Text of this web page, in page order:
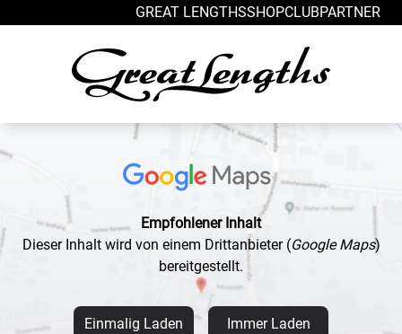
GREAT LENGTHSSHOPCLUBPARTNER
Empfohlener Inhalt
Dieser Inhalt wird von einem Drittanbieter (Google Maps)
bereitgestellt.
Einmalig Laden Immer Laden